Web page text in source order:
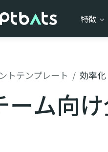
特徴
トテンプレート / 効率化
ーム向